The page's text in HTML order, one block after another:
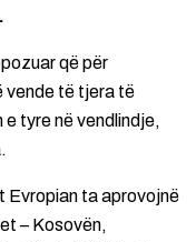
që për
vende të tjera të
tyre në vendlindje,
Evropian ta aprovojnë
– Kosovën,